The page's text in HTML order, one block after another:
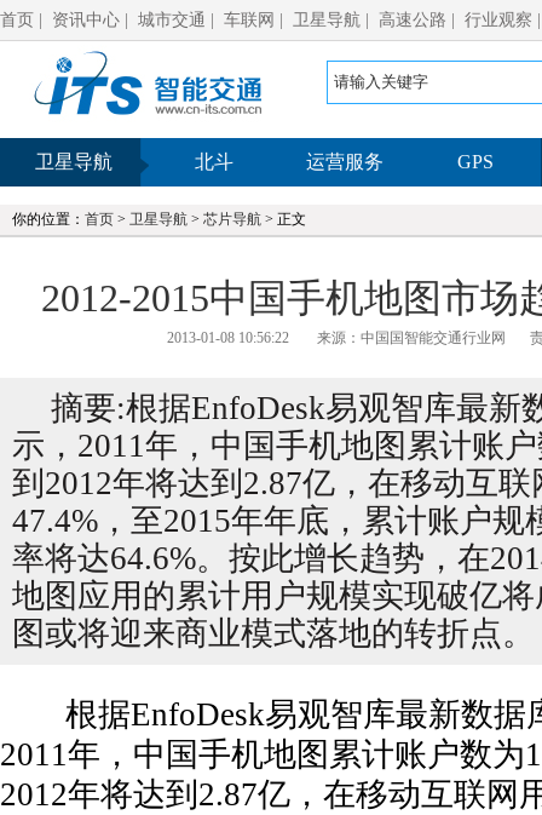
首页 资讯中心 城市交通 车联网 卫星导航 高速公路 行业观察
卫星导航 北斗 运营服务 GPS
你的位置： 首页 > 卫星导航 > 芯片导航 > 正文
2012-2015中国手机地图市场
2013-01-08 10:56:22 来源：中国国智能交通行业网
摘要:根据EnfoDesk易观智库最新
示，2011年，中国手机地图累计账
到2012年将达到2.87亿，在移动互
47.4%，至2015年年底，累计账户规
率将达64.6%。按此增长趋势，在
地图应用的累计用户规模实现破亿
图或将迎来商业模式落地的转折点。
根据EnfoDesk易观智库最新数据
2011年，中国手机地图累计账户数为
2012年将达到2.87亿，在移动互联网